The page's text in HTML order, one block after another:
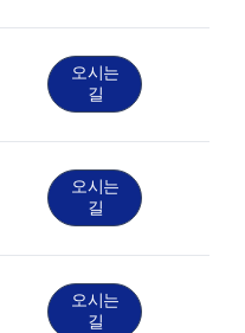
오시는
길
오시는
길
오시는
길